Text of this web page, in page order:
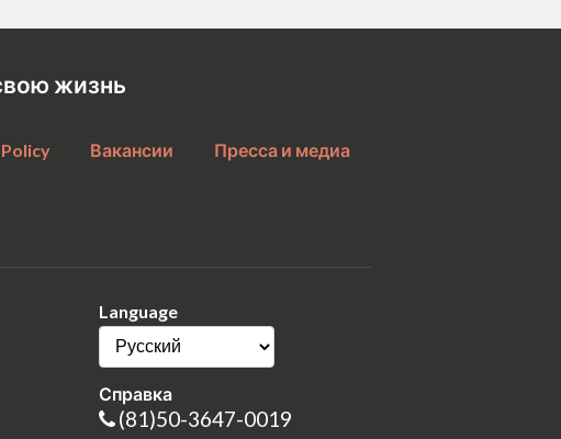
жизнь
Вакансии Пресса и медиа
Language
Справка
(81)50-3647-0019